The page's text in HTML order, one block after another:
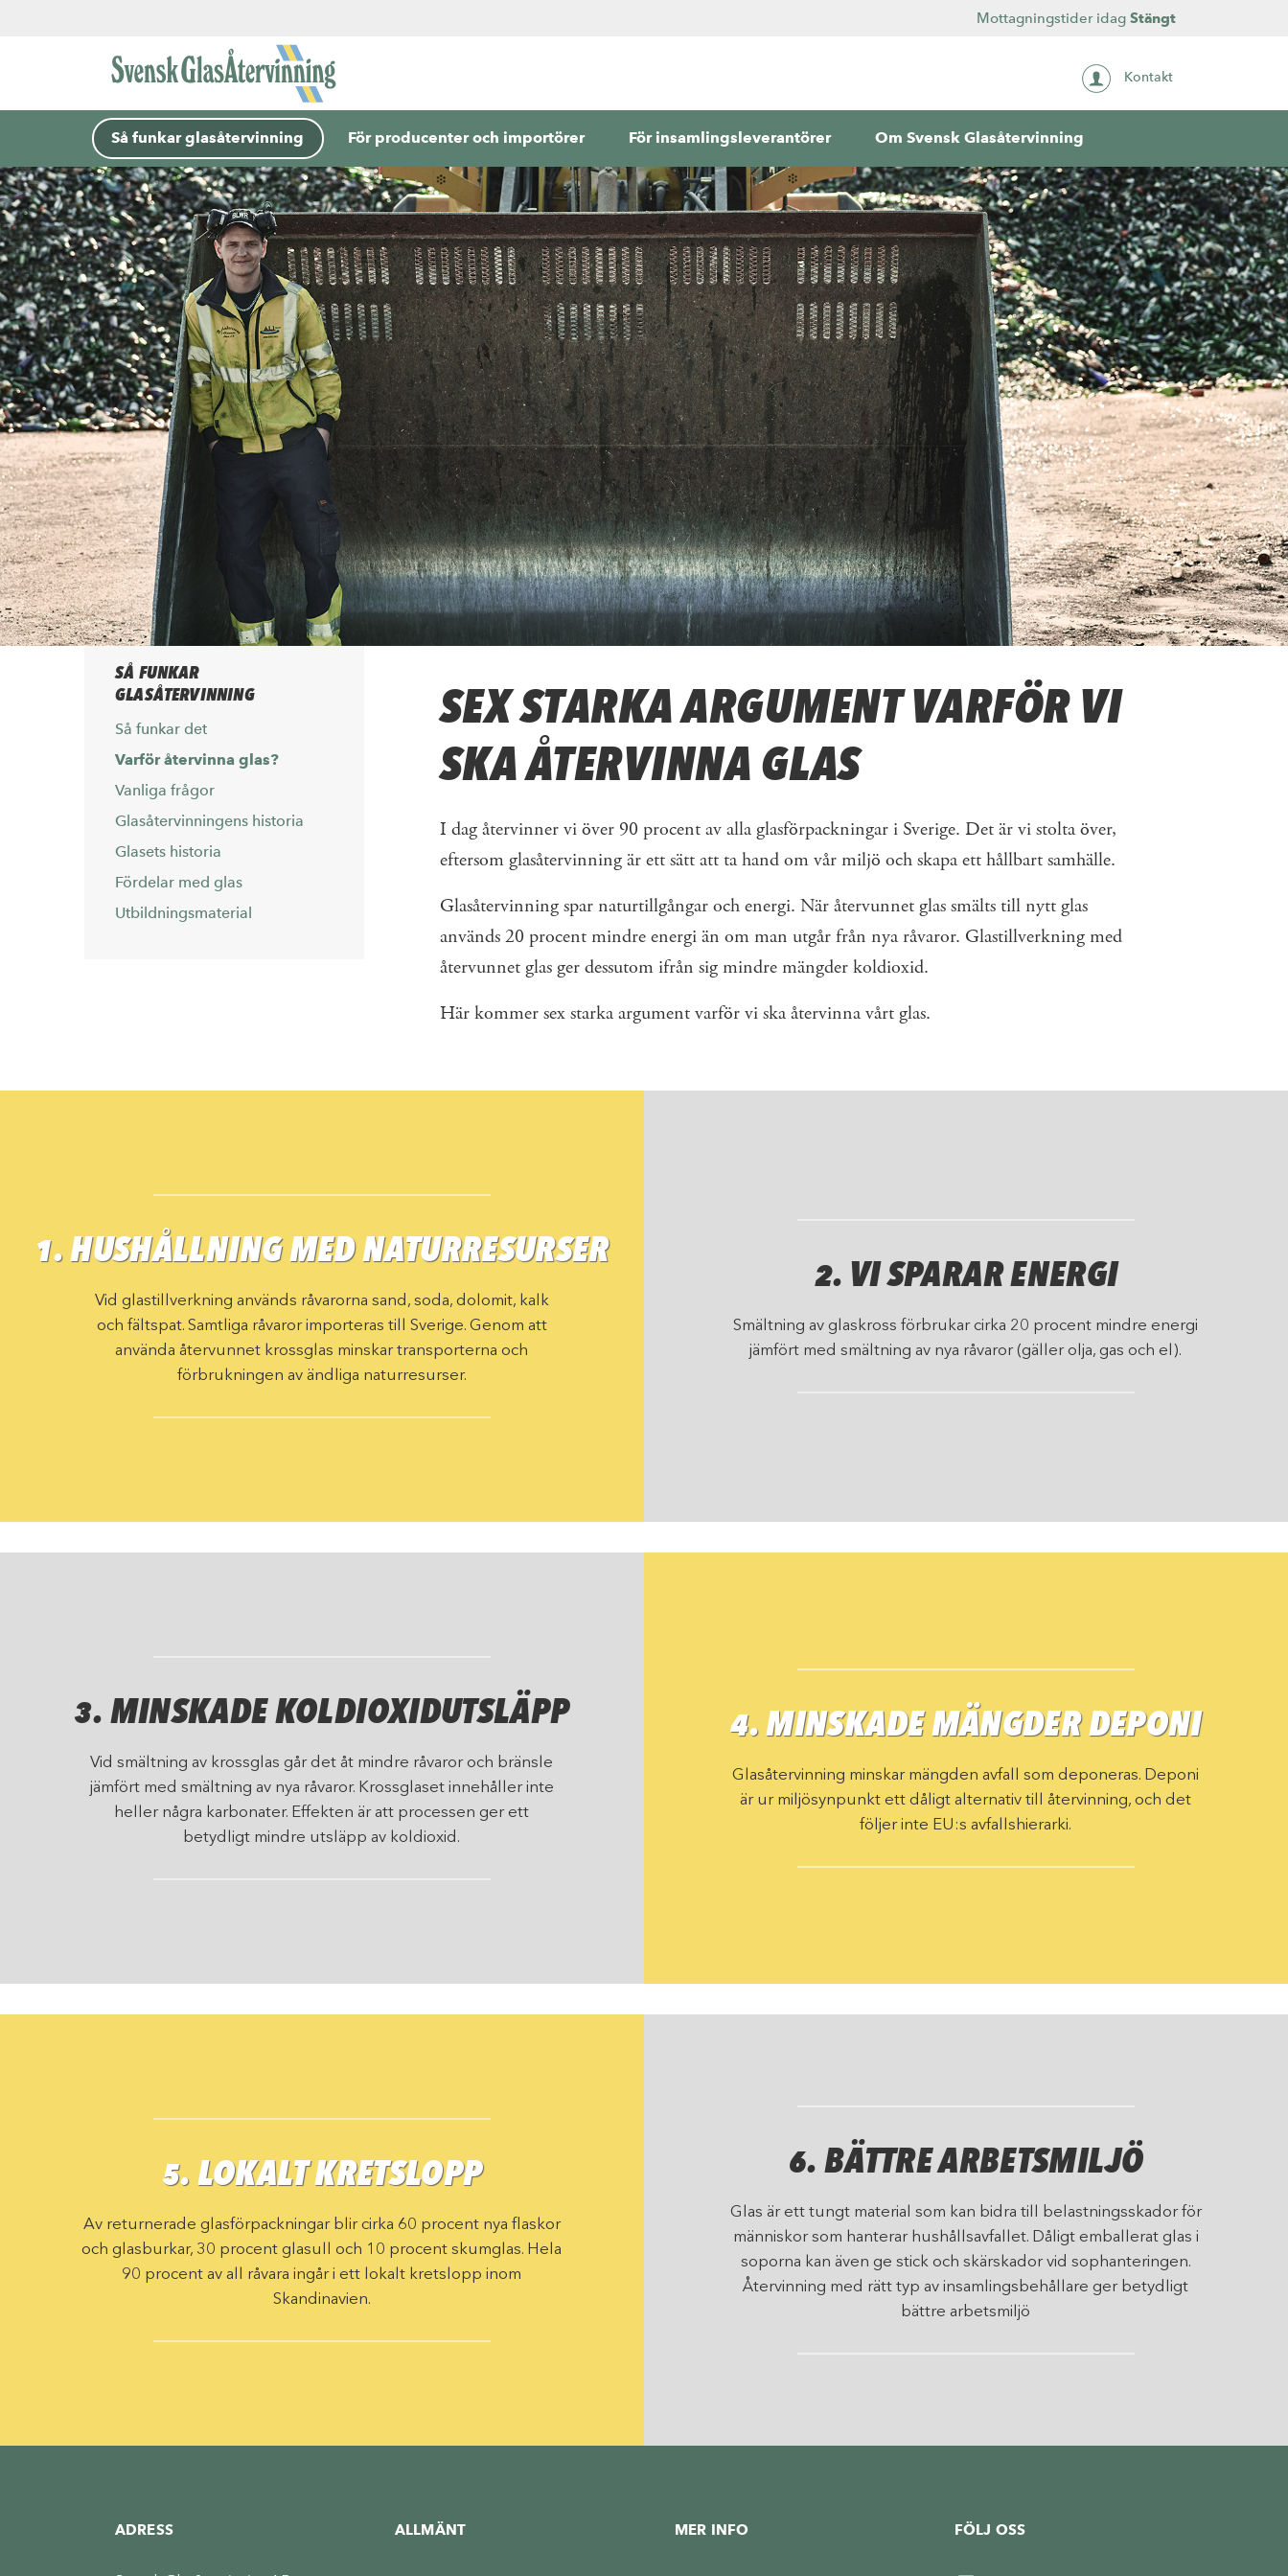
Mottagningstider idag Stängt
Kontakt
Så funkar glasåtervinning För producenter och importörer För insamlingsleverantörer Om Svensk Glasåtervinning
SÅ FUNKAR
GLASÅTERVINNING
Så funkar det
Varför återvinna glas?
Vanliga frågor
Glasåtervinningens historia
Glasets historia
Fördelar med glas
Utbildningsmaterial
SEX STARKA ARGUMENT VARFÖR VI
SKA ÅTERVINNA GLAS
I dag återvinner vi över 90 procent av alla glasförpackningar i Sverige. Det är vi stolta över,
eftersom glasåtervinning är ett sätt att ta hand om vår miljö och skapa ett hållbart samhälle.
Glasåtervinning spar naturtillgångar och energi. När återvunnet glas smälts till nytt glas
används 20 procent mindre energi än om man utgår från nya råvaror. Glastillverkning med
återvunnet glas ger dessutom ifrån sig mindre mängder koldioxid.
Här kommer sex starka argument varför vi ska återvinna vårt glas.
1. HUSHÅLLNING MED NATURRESURSER
Vid glastillverkning används råvarorna sand, soda, dolomit, kalk
och fältspat. Samtliga råvaror importeras till Sverige. Genom att
använda återvunnet krossglas minskar transporterna och
förbrukningen av ändliga naturresurser.
2. VI SPARAR ENERGI
Smältning av glaskross förbrukar cirka 20 procent mindre energi
jämfört med smältning av nya råvaror (gäller olja, gas och el).
3. MINSKADE KOLDIOXIDUTSLÄPP
Vid smältning av krossglas går det åt mindre råvaror och bränsle
jämfört med smältning av nya råvaror. Krossglaset innehåller inte
heller några karbonater. Effekten är att processen ger ett
betydligt mindre utsläpp av koldioxid.
4. MINSKADE MÄNGDER DEPONI
Glasåtervinning minskar mängden avfall som deponeras. Deponi
är ur miljösynpunkt ett dåligt alternativ till återvinning, och det
följer inte EU:s avfallshierarki.
5. LOKALT KRETSLOPP
Av returnerade glasförpackningar blir cirka 60 procent nya flaskor
och glasburkar, 30 procent glasull och 10 procent skumglas. Hela
90 procent av all råvara ingår i ett lokalt kretslopp inom
Skandinavien.
6. BÄTTRE ARBETSMILJÖ
Glas är ett tungt material som kan bidra till belastningsskador för
människor som hanterar hushållsavfallet. Dåligt emballerat glas i
soporna kan även ge stick och skärskador vid sophanteringen.
Återvinning med rätt typ av insamlingsbehållare ger betydligt
bättre arbetsmiljö
ADRESS ALLMÄNT MER INFO FÖLJ OSS